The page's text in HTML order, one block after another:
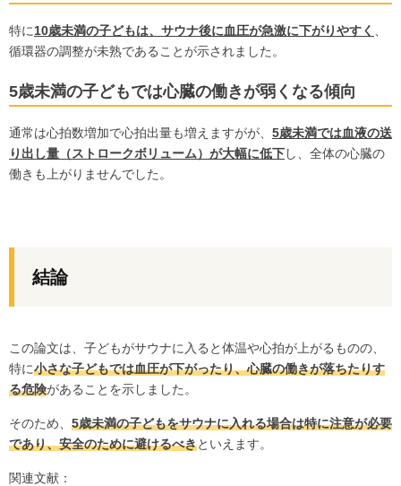
特に10歳未満の子どもは、サウナ後に血圧が急激に下がりやすく
循環器の調整が未熟であることが示されました。
5歳未満の子どもでは心臓の働きが弱くなる傾向
通常は心拍数増加で心拍出量も増えますがが、 5歳未満では血液の送
り出し量（ストロークボリューム）が大幅に低下し、全体の心臓の
働きも上がりませんでした。
結論
この論文は、子どもがサウナに入ると体温や心拍が上がるものの、
特に小さな子どもでは血圧が下がったり、心臓の働きが落ちたりす
る危険があることを示しました。
そのため、 5歳未満の子どもをサウナに入れる場合は特に注意が必要
であり、安全のために避けるべきといえます。
関連文献：